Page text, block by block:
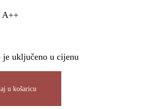
A++
uključeno u cijenu
u košaricu